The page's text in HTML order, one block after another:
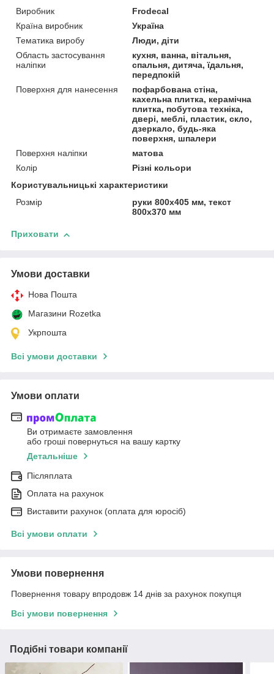
Виробник
Frodecal
Країна виробник
Україна
Тематика виробу
Люди, діти
Область застосування
наліпки
кухня, ванна, вітальня,
спальня, дитяча, їдальня,
передпокій
Поверхня для нанесення
пофарбована стіна,
кахельна плитка, керамічна
плитка, побутова техніка,
двері, меблі, пластик, скло,
дзеркало, будь-яка
поверхня, шпалери
Поверхня наліпки
матова
Колір
Різні кольори
Користувальницькі характеристики
Розмір
руки 800x405 мм, текст
800x370 мм
Приховати
Умови доставки
Нова Пошта
Магазини Rozetka
Укрпошта
Всі умови доставки
Умови оплати
Ви отримаєте замовлення
або гроші повернуться на вашу картку
Детальніше
Післяплата
Оплата на рахунок
Виставити рахунок (оплата для юросіб)
Всі умови оплати
Умови повернення
Повернення товару впродовж 14 днів за рахунок покупця
Всі умови повернення
Подібні товари компанії